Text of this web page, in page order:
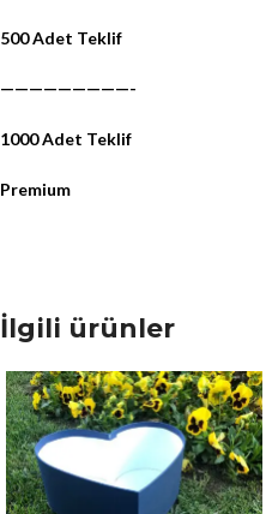
500 Adet Teklif
—————————-
1000 Adet Teklif
Premium
İlgili ürünler